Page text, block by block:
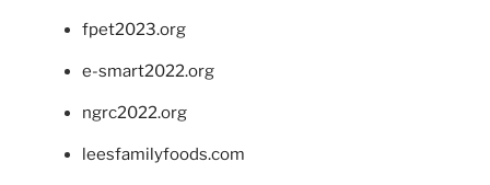
fpet2023.org
e-smart2022.org
ngrc2022.org
leesfamilyfoods.com